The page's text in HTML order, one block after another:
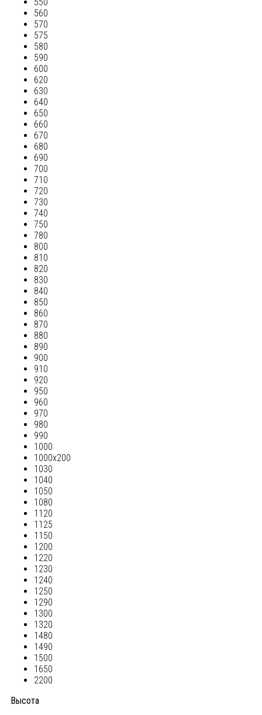
550
560
570
575
580
590
600
620
630
640
650
660
670
680
690
700
710
720
730
740
750
780
800
810
820
830
840
850
860
870
880
890
900
910
920
950
960
970
980
990
1000
1000х200
1030
1040
1050
1080
1120
1125
1150
1200
1220
1230
1240
1250
1290
1300
1320
1480
1490
1500
1650
2200
Высота